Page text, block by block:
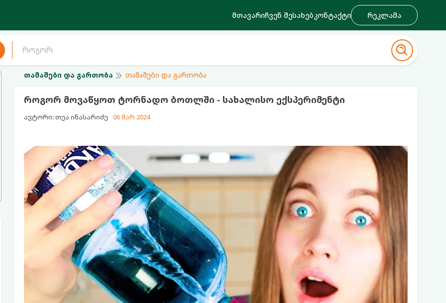
მთავარიჩვენ შესახებკონტაქტი რეკლამა
თამაშები და გართობა თამაშები და გართობა
როგორ მოვაწყოთ ტორნადო ბოთლში - სახალისო ექსპერიმენტი
ავტორი: თეა ინასარიძე 06 მარ 2024